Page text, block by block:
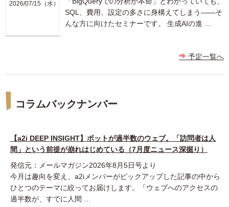
2026/07/15（水）
SQL、費用、設定の多さに身構えてしまう――そ
んな方に向けたセミナーです。 生成AIの進 …
予定一覧へ
コラムバックナンバー
【a2i DEEP INSIGHT】ボットが過半数のウェブ。「訪問者は人
間」という前提が崩れはじめている（7月度ニュース深掘り）
発信元：メールマガジン2026年8月5日号より
今月は趣向を変え、a2iメンバーがピックアップした記事の中から
ひとつのテーマに絞ってお届けします。「ウェブへのアクセスの
過半数が、すでに人間 …